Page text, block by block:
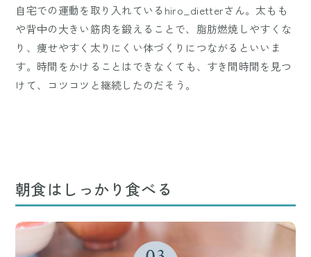
自宅での運動を取り入れているhiro_dietterさん。太もも
や背中の大きい筋肉を鍛えることで、脂肪燃焼しやすくな
り、痩せやすく太りにくい体づくりにつながるといいま
す。時間をかけることはできなくても、すき間時間を見つ
けて、コツコツと継続したのだそう。
朝食はしっかり食べる